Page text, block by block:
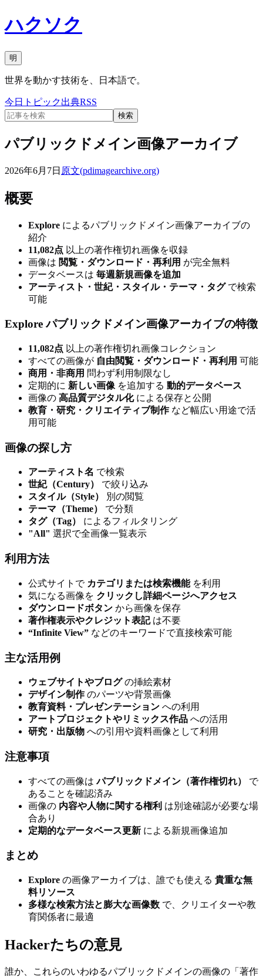
ハクソク
明
世界を動かす技術を、日本語で。
今日 トピック出典RSS
検索
パブリックドメイン画像アーカイブ
2026年6月7日 原文(pdimagearchive.org)
概要
Explore によるパブリックドメイン画像アーカイブの
紹介
11,082点 以上の著作権切れ画像を収録
画像は 閲覧・ダウンロード・再利用 が完全無料
データベースは 毎週新規画像を追加
アーティスト・世紀・スタイル・テーマ・タグで検索
可能
Explore パブリックドメイン画像アーカイブの特徴
11,082点 以上の著作権切れ画像コレクション
すべての画像が 自由閲覧・ダウンロード・再利用 可能
商用・非商用 問わず利用制限なし
定期的に 新しい画像 を追加する 動的データベース
画像の 高品質デジタル化による保存と公開
教育・研究・クリエイティブ制作など幅広い用途で活
用可能
画像の探し方
アーティスト名 で検索
世紀（Century）
で絞り込み
スタイル（Style）
別の閲覧
テーマ（Theme）
で分類
タグ（Tag）
によるフィルタリング
"All" 選択で全画像一覧表示
利用方法
公式サイトで カテゴリまたは検索機能を利用
気になる画像を クリックし詳細ページへアクセス
ダウンロードボタン から画像を保存
著作権表示やクレジット表記は不要
“Infinite View” などのキーワードで直接検索可能
主な活用例
ウェブサイトやブログの挿絵素材
デザイン制作のパーツや背景画像
教育資料・プレゼンテーション への利用
アートプロジェクトやリミックス作品 への活用
研究・出版物 への引用や資料画像として利用
注意事項
すべての画像はパブリックドメイン（著作権切れ）
で
あることを確認済み
画像の 内容や人物に関する権利 は別途確認が必要な場
合あり
定期的なデータベース更新 による新規画像追加
まとめ
Explore の画像アーカイブは、誰でも使える 貴重な無
料リソース
多様な検索方法と膨大な画像数 で、クリエイターや教
育関係者に最適
Hackerたちの意見
誰か、これらのいわゆるパブリックドメインの画像の「著作